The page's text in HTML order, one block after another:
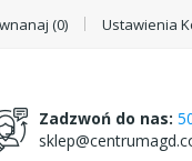
Ustawienia
(0)
Zadzwoń do nas: